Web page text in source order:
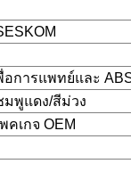
อการแพทย์และ
พูแดง/สีม่วง
คเกจ OEM